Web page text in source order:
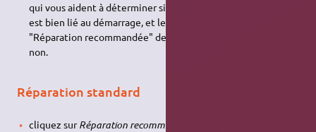
qui vous aident à déterminer si le souci que vous rencontrez
est bien lié au démarrage, et le cas échéant si l'option
"Réparation recommandée" de Boot-Repair est adaptée ou
non.
Réparation standard
cliquez surRéparation recommandée